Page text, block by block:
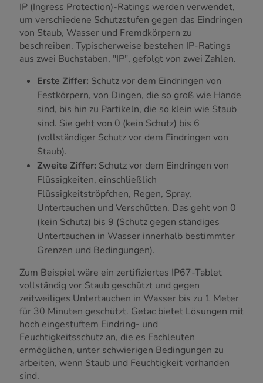
IP (Ingress Protection)-Ratings werden verwendet,
um verschiedene Schutzstufen gegen das Eindringen
von Staub, Wasser und Fremdkörpern zu
beschreiben. Typischerweise bestehen IP-Ratings
aus zwei Buchstaben, "IP", gefolgt von zwei Zahlen.
Erste Ziffer: Schutz vor dem Eindringen von
Festkörpern, von Dingen, die so groß wie Hände
sind, bis hin zu Partikeln, die so klein wie Staub
sind. Sie geht von 0 (kein Schutz) bis 6
(vollständiger Schutz vor dem Eindringen von
Staub).
Zweite Ziffer: Schutz vor dem Eindringen von
Flüssigkeiten, einschließlich
Flüssigkeitströpfchen, Regen, Spray,
Untertauchen und Verschütten. Das geht von 0
(kein Schutz) bis 9 (Schutz gegen ständiges
Untertauchen in Wasser innerhalb bestimmter
Grenzen und Bedingungen).
Zum Beispiel wäre ein zertifiziertes IP67-Tablet
vollständig vor Staub geschützt und gegen
zeitweiliges Untertauchen in Wasser bis zu 1 Meter
für 30 Minuten geschützt. Getac bietet Lösungen mit
hoch eingestuftem Eindring- und
Feuchtigkeitsschutz an, die es Fachleuten
ermöglichen, unter schwierigen Bedingungen zu
arbeiten, wenn Staub und Feuchtigkeit vorhanden
sind.